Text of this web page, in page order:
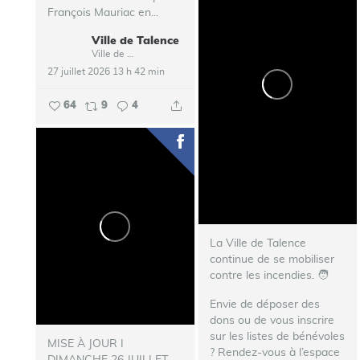
François Mauriac en...
Ville de Talence
27 juillet 2026 13 h 42 min
64 9 4
La Ville de Talence
continue de se mobiliser
contre les incendies. ‍🧑‍
Envie de déposer des
dons ou de vous inscrire
sur les listes de bénévoles
? Rendez-vous à l’espace
MISE À JOUR I